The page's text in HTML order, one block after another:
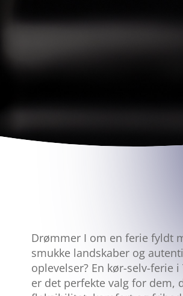
DEL
Drømmer I om en ferie fyldt
smukke landskaber og
oplevelser? En kør-selv-ferie i
er det perfekte valg for dem,